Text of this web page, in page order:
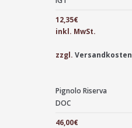
12,35€
inkl. MwSt.
zzgl. Versandkosten
Pignolo Riserva
DOC
46,00€